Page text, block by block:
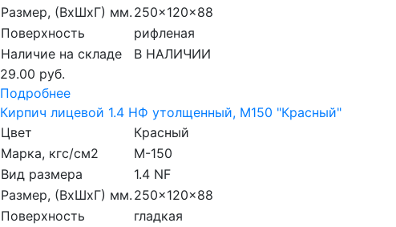
Размер, (ВхШхГ) мм. 250x120x88
Поверхность
рифленая
Наличие на складе
В НАЛИЧИИ
29.00 руб.
Подробнее
Кирпич лицевой 1.4 НФ утолщенный, M150 "Красный"
Цвет
Красный
Марка, кгс/см2
M-150
Вид размера
1.4 NF
Размер, (ВхШхГ) мм. 250x120x88
Поверхность
гладкая